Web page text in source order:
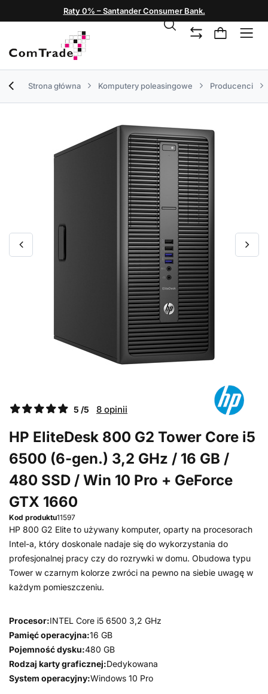
Raty 0% – Santander Consumer Bank.
Strona główna Komputery poleasingowe Producenci
5 /5 8 opinii
HP EliteDesk 800 G2 Tower Core i5
6500 (6-gen.) 3,2 GHz / 16 GB /
480 SSD / Win 10 Pro + GeForce
GTX 1660
Kod produktu11597
HP 800 G2 Elite to używany komputer, oparty na procesorach
Intel-a, który doskonale nadaje się do wykorzystania do
profesjonalnej pracy czy do rozrywki w domu. Obudowa typu
Tower w czarnym kolorze zwróci na pewno na siebie uwagę w
każdym pomieszczeniu.
Procesor:INTEL Core i5 6500 3,2 GHz
Pamięć operacyjna:16 GB
Pojemność dysku:480 GB
Rodzaj karty graficznej:Dedykowana
System operacyjny:Windows 10 Pro